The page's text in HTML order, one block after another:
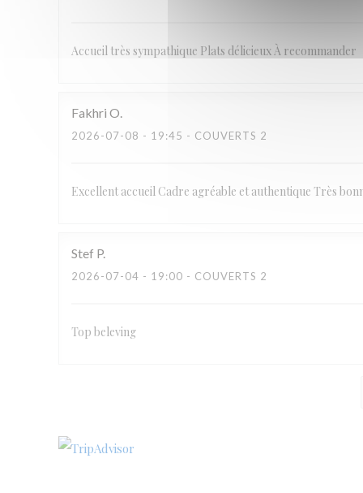
Accueil très sympathique Plats délicieux À recommander
Fakhri O
2026-07-08 - 19:45 - COUVERTS 2
Excellent accueil Cadre agréable et authentique Très
Stef P
2026-07-04 - 19:00 - COUVERTS 2
Top beleving